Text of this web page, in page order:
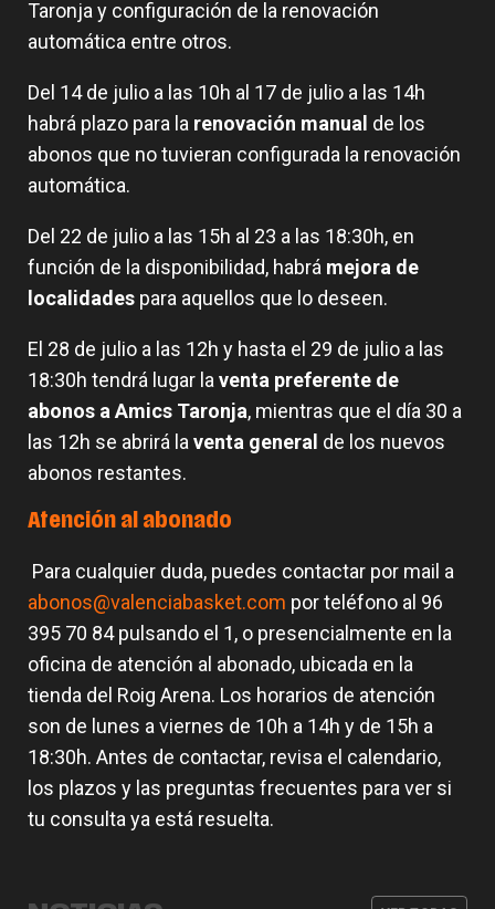
Taronja y configuración de la renovación
automática entre otros.
Del 14 de julio a las 10h al 17 de julio a las 14h
habrá plazo para la renovación manual de los
abonos que no tuvieran configurada la renovación
automática.
Del 22 de julio a las 15h al 23 a las 18:30h, en
función de la disponibilidad, habrá mejora de
localidades para aquellos que lo deseen.
El 28 de julio a las 12h y hasta el 29 de julio a las
18:30h tendrá lugar laventa preferente de
abonos a Amics Taronja, mientras que el día 30 a
las 12h se abrirá laventa general de los nuevos
abonos restantes.
Atención al abonado
Para cualquier duda, puedes contactar por mail a
abonos@valenciabasket.com por teléfono al 96
395 70 84 pulsando el 1, o presencialmente en la
oficina de atención al abonado, ubicada en la
tienda del Roig Arena. Los horarios de atención
son de lunes a viernes de 10h a 14h y de 15h a
18:30h. Antes de contactar, revisa el calendario,
los plazos y las preguntas frecuentes para ver si
tu consulta ya está resuelta.